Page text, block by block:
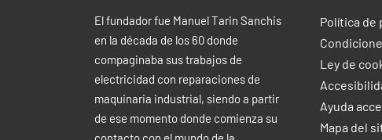
El fundador fue Manuel Tarin Sanchis
en la década de los 60 donde
compaginaba sus trabajos de
electricidad con reparaciones de
maquinaria industrial, siendo a partir
de ese momento donde comienza su
Política de
Ley de
Ayuda
Mapa del